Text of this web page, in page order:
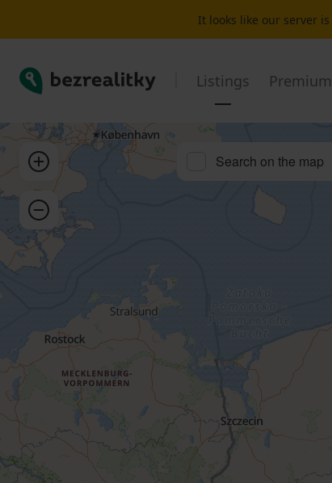
It looks like our server
Bezrealitky Listings
Zoom in
Zoom out
Search on the map